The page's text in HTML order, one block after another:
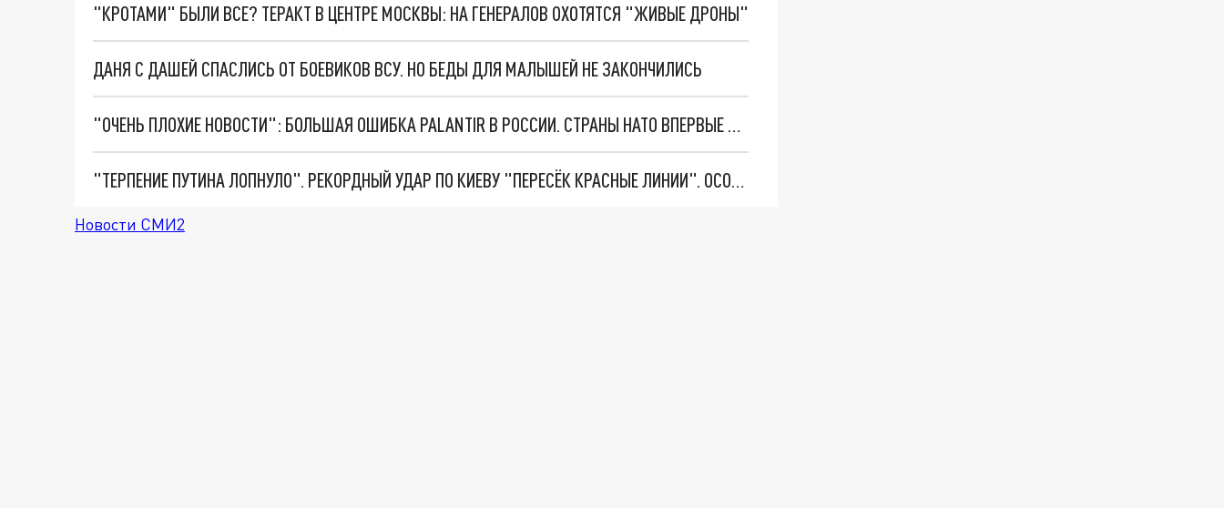
"КРОТАМИ" БЫЛИ ВСЕ? ТЕРАКТ В ЦЕНТРЕ МОСКВЫ: НА ГЕНЕРАЛОВ ОХОТЯТСЯ "ЖИВЫЕ ДРОНЫ"
ДАНЯ С ДАШЕЙ СПАСЛИСЬ ОТ БОЕВИКОВ ВСУ. НО БЕДЫ ДЛЯ МАЛЫШЕЙ НЕ ЗАКОНЧИЛИСЬ
"ОЧЕНЬ ПЛОХИЕ НОВОСТИ": БОЛЬШАЯ ОШИБКА PALANTIR В РОССИИ. СТРАНЫ НАТО ВПЕРВЫЕ ЗА СВО ОСТАНОВИЛИ ПОСТАВКИ ОРУЖИЯ. ВСУ ТЕРЯЮТ ПРИГРАНИЧЬЕ?
"ТЕРПЕНИЕ ПУТИНА ЛОПНУЛО". РЕКОРДНЫЙ УДАР ПО КИЕВУ "ПЕРЕСЁК КРАСНЫЕ ЛИНИИ". ОСОБЫЕ СПЕЦЫ КНДР НА ЛБС? ТАЙНЫЕ ПЕРЕГОВОРЫ ЕВРОПЫ И МОСКВЫ
Новости СМИ2